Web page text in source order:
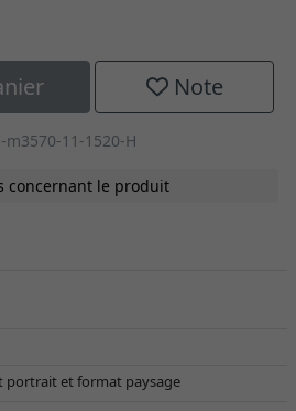
Note
11-1520-H
concernant le produit
portrait et format paysage